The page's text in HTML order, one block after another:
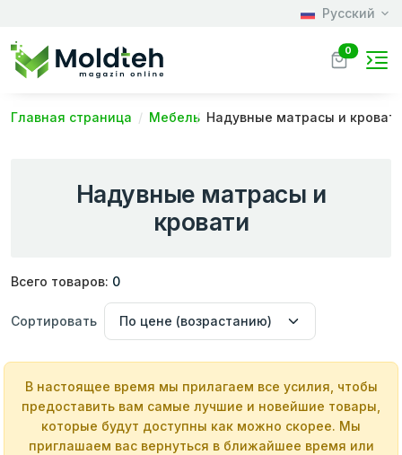
Русский
0
Главная страница Мебель Надувные матраcы и
Надувные матраcы и
кровати
Всего товаров: 0
Сортировать
В настоящее время мы прилагаем все усилия, чтобы
предоставить вам самые лучшие и новейшие товары,
которые будут доступны как можно скорее. Мы
приглашаем вас вернуться в ближайшее время или